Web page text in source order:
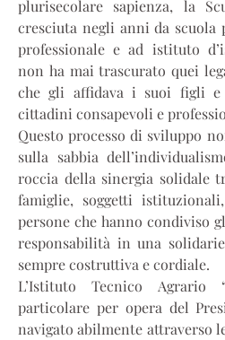
plurisecolare sapienza, la
cresciuta negli anni da scuola
professionale e ad istituto
non ha mai trascurato quei
che gli affidava i suoi figli
cittadini consapevoli e
Questo processo di sviluppo
sulla sabbia
roccia della sinergia solidale
famiglie, soggetti
persone che hanno condiviso
responsabilità in una
sempre costruttiva e cordiale.
L’Istituto Tecnico Agrario
particolare per opera del
navigato abilmente attraverso